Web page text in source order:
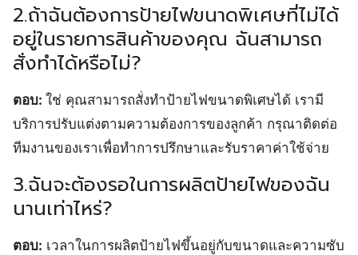
2.ถ้าฉันต้องการป้ายไฟขนาดพิเศษที่ไม่ได้
อยู่ในรายการสินค้าของคุณ ฉันสามารถ
สั่งทำได้หรือไม่?
ตอบ: ใช่ คุณสามารถสั่งทำป้ายไฟขนาดพิเศษได้ เรามี
บริการปรับแต่งตามความต้องการของลูกค้า กรุณาติดต่อ
ทีมงานของเราเพื่อทำการปรึกษาและรับราคาค่าใช้จ่าย
3.ฉันจะต้องรอในการผลิตป้ายไฟของฉัน
นานเท่าไหร่?
ตอบ: เวลาในการผลิตป้ายไฟขึ้นอยู่กับขนาดและความซับ